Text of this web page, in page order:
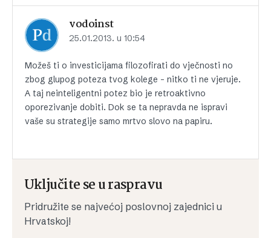
vodoinst
25.01.2013. u 10:54
Možeš ti o investicijama filozofirati do vječnosti no
zbog glupog poteza tvog kolege – nitko ti ne vjeruje.
A taj neinteligentni potez bio je retroaktivno
oporezivanje dobiti. Dok se ta nepravda ne ispravi
vaše su strategije samo mrtvo slovo na papiru.
Uključite se u raspravu
Pridružite se najvećoj poslovnoj zajednici u
Hrvatskoj!